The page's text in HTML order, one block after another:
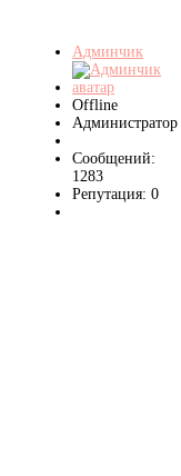
Админчик
Offline
Администратор
Сообщений:
1283
Репутация: 0